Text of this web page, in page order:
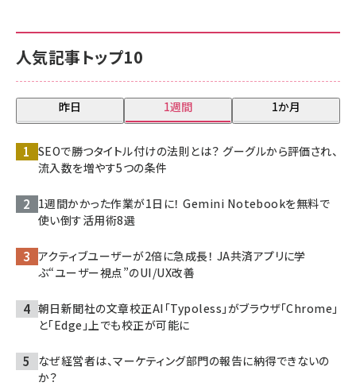
人気記事トップ10
昨日 1週間 1か月
SEOで勝つタイトル付けの法則とは？ グーグルから評価され、
流入数を増やす5つの条件
1週間かかった作業が1日に！ Gemini Notebookを無料で
使い倒す活用術8選
アクティブユーザーが2倍に急成長！ JA共済アプリに学
ぶ“ユーザー視点”のUI/UX改善
朝日新聞社の文章校正AI「Typoless」がブラウザ「Chrome」
と「Edge」上でも校正が可能に
なぜ経営者は、マーケティング部門の報告に納得できないの
か？